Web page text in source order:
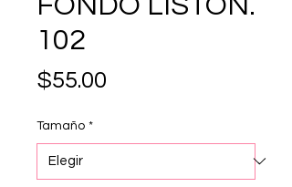
102
$55.00
Tamaño *